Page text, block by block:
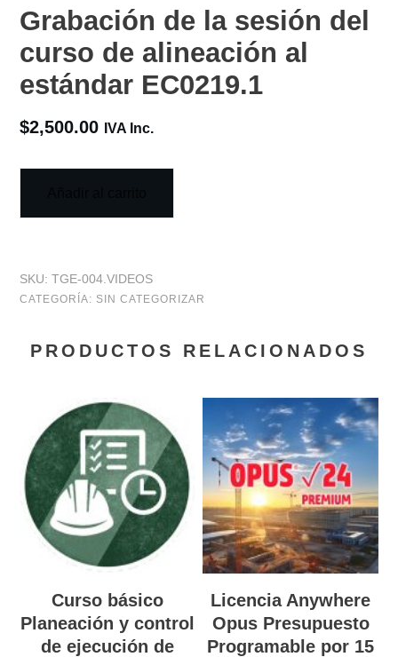
Grabación de la sesión del
curso de alineación al
estándar EC0219.1
$2,500.00 IVA Inc.
SKU: TGE-004.VIDEOS
CATEGORÍA: SIN CATEGORIZAR
PRODUCTOS RELACIONADOS
Curso básico
Planeación y control
de ejecución de
Licencia Anywhere
Opus Presupuesto
Programable por 15